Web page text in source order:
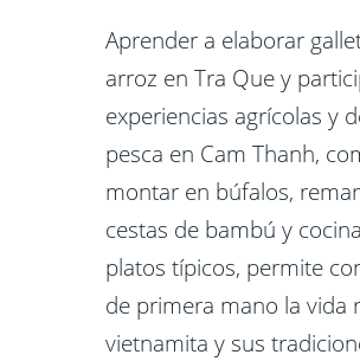
Aprender a elaborar
arroz en Tra Que y
experiencias agrícolas y
pesca en Cam Thanh,
montar en búfalos,
cestas de bambú y
platos típicos, permite
de primera mano la vida
vietnamita y sus